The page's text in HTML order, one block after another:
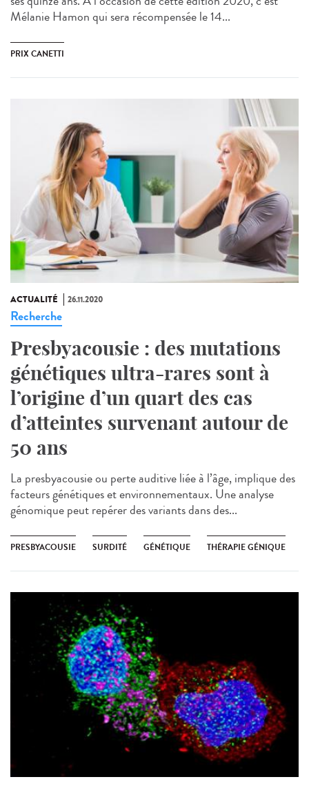
Mélanie Hamon qui sera récompensée le 14...
PRIX CANETTI
ACTUALITÉ 26.11.2020
Recherche
Presbyacousie : des mutations
génétiques ultra-rares sont à
l’origine d’un quart des cas
d’atteintes survenant autour de
50 ans
La presbyacousie ou perte auditive liée à l’âge, implique des
facteurs génétiques et environnementaux. Une analyse
génomique peut repérer des variants dans des...
PRESBYACOUSIE SURDITÉ GÉNÉTIQUE THÉRAPIE GÉNIQUE